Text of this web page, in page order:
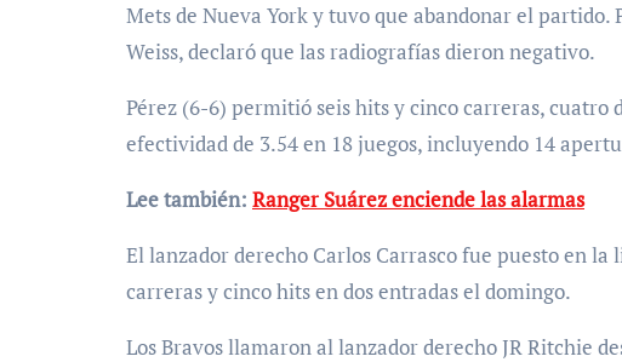
Mets de Nueva York y tuvo que abandonar el
Weiss, declaró que las radiografías dieron negativo.
Pérez (6-6) permitió seis hits y cinco carreras, cuatro
efectividad de 3.54 en 18 juegos, incluyendo 14
Lee también: Ranger Suárez enciende las alarmas
El lanzador derecho Carlos Carrasco fue puesto en
carreras y cinco hits en dos entradas el domingo.
Los Bravos llamaron al lanzador derecho JR Ritchie